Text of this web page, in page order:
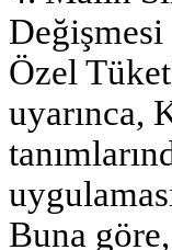
Değişmesi
Özel
uyarınca,
Buna